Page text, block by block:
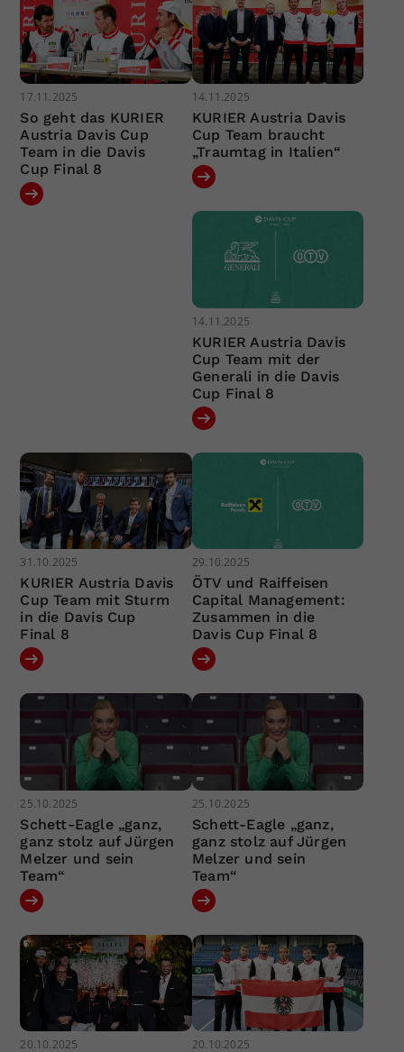
17.11.2025
So geht das KURIER
Austria Davis Cup
Team in die Davis
Cup Final 8
14.11.2025
KURIER Austria Davis
Cup Team braucht
„Traumtag in Italien“
14.11.2025
KURIER Austria Davis
Cup Team mit der
Generali in die Davis
Cup Final 8
31.10.2025
KURIER Austria Davis
Cup Team mit Sturm
in die Davis Cup
Final 8
29.10.2025
ÖTV und Raiffeisen
Capital Management:
Zusammen in die
Davis Cup Final 8
25.10.2025
Schett-Eagle „ganz,
ganz stolz auf Jürgen
Melzer und sein
Team“
25.10.2025
Schett-Eagle „ganz,
ganz stolz auf Jürgen
Melzer und sein
Team“
20.10.2025 20.10.2025